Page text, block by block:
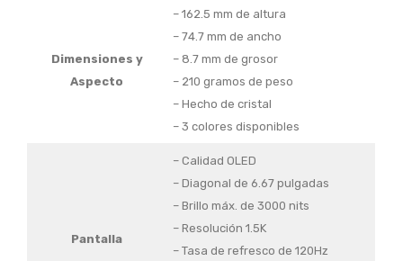
Dimensiones y
Aspecto
– 162.5 mm de altura
– 74.7 mm de ancho
– 8.7 mm de grosor
– 210 gramos de peso
– Hecho de cristal
– 3 colores disponibles
Pantalla
– Calidad OLED
– Diagonal de 6.67 pulgadas
– Brillo máx. de 3000 nits
– Resolución 1.5K
– Tasa de refresco de 120Hz